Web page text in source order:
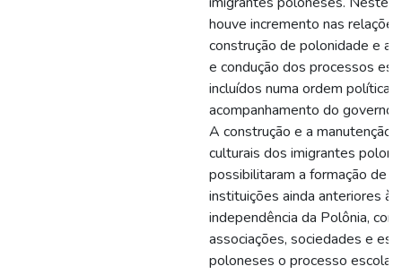
houve incremento nas
construção de polonidade e a
e condução dos processos
incluídos numa ordem política,
acompanhamento do governo
A construção e a manutenção
culturais dos imigrantes
possibilitaram a formação de
instituições ainda anteriores à
independência da Polônia,
associações, sociedades e
poloneses o processo escolar